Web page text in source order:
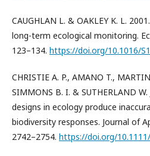
CAUGHLAN L. & OAKLEY K. L.
long-term ecological monitoring.
123–134. https://doi.org/10.1016/
CHRISTIE A. P., AMANO T.,
SIMMONS B. I. & SUTHERLAND
designs in ecology produce
biodiversity responses. Journal of
2742–2754. https://doi.org/